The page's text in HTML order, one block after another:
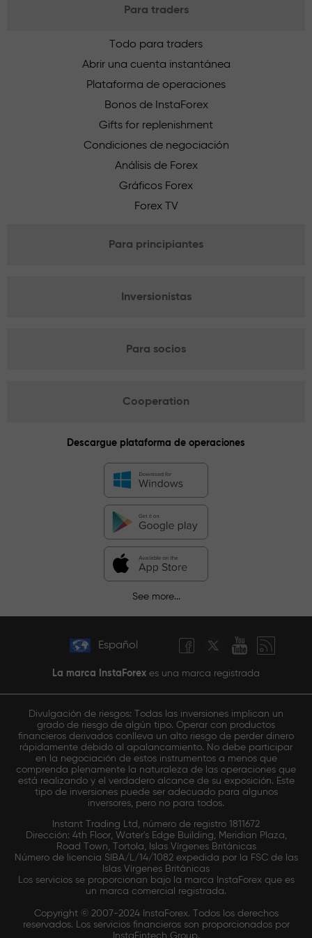
Para traders
Todo para traders
Abrir una cuenta instantánea
Plataforma de operaciones
Bonos de InstaForex
Gifts for replenishment
Condiciones de negociación
Análisis de Forex
Gráficos Forex
Forex TV
Para principiantes
Inversionistas
Para socios
Cooperation
Descargue plataforma de operaciones
See more...
Español
La marca InstaForex es una marca registrada
Divulgación de riesgos: Todas las inversiones implican un
grado de riesgo de algún tipo. Operar con productos
financieros derivados conlleva un alto riesgo de perder dinero
rápidamente debido al apalancamiento. No debe participar
en la negociación de estos instrumentos a menos que
comprenda plenamente la naturaleza de las operaciones que
está realizando y el verdadero alcance de su exposición. Este
tipo de inversiones puede ser adecuado para algunos
inversores, pero no para todos.
Instant Trading Ltd, número de registro 1811672
Dirección: 4th Floor, Water's Edge Building, Meridian Plaza,
Road Town, Tortola, Islas Vírgenes Británicas
Número de licencia SIBA/L/14/1082 expedida por la FSC de las
Islas Vírgenes Británicas
Los servicios se proporcionan bajo la marca InstaForex que es
un marca comercial registrada.
Copyright © 2007-2024 InstaForex. Todos los derechos
reservados. Los servicios financieros son proporcionados por
InstaFintech Group.